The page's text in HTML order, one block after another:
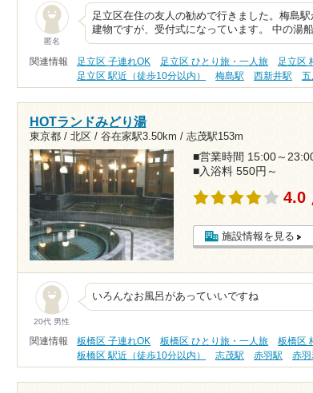
匿名
足立区在住の友人の勧めで行きました。梅島
建物ですが、受付式になっています。 中の湯
関連情報 足立区 子連れOK 足立区 ひとり旅・一人旅
足立区
足立区 駅近（徒歩10分以内）
梅島駅 西新井駅 五
HOTランドみどり湯
東京都 / 北区 / 谷在家駅3.50km / 志茂駅153m
■営業時間 15:00～
■入浴料 550円～
4.0
施設情報を見る
20代 男性
いろんなお風呂があっていいですね
関連情報 板橋区 子連れOK 板橋区 ひとり旅・一人旅
板橋区
板橋区 駅近（徒歩10分以内）
志茂駅 赤羽駅 赤